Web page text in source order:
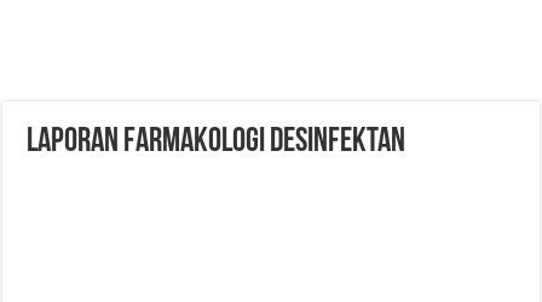
LAPORAN FARMAKOLOGI DESINFEKTAN